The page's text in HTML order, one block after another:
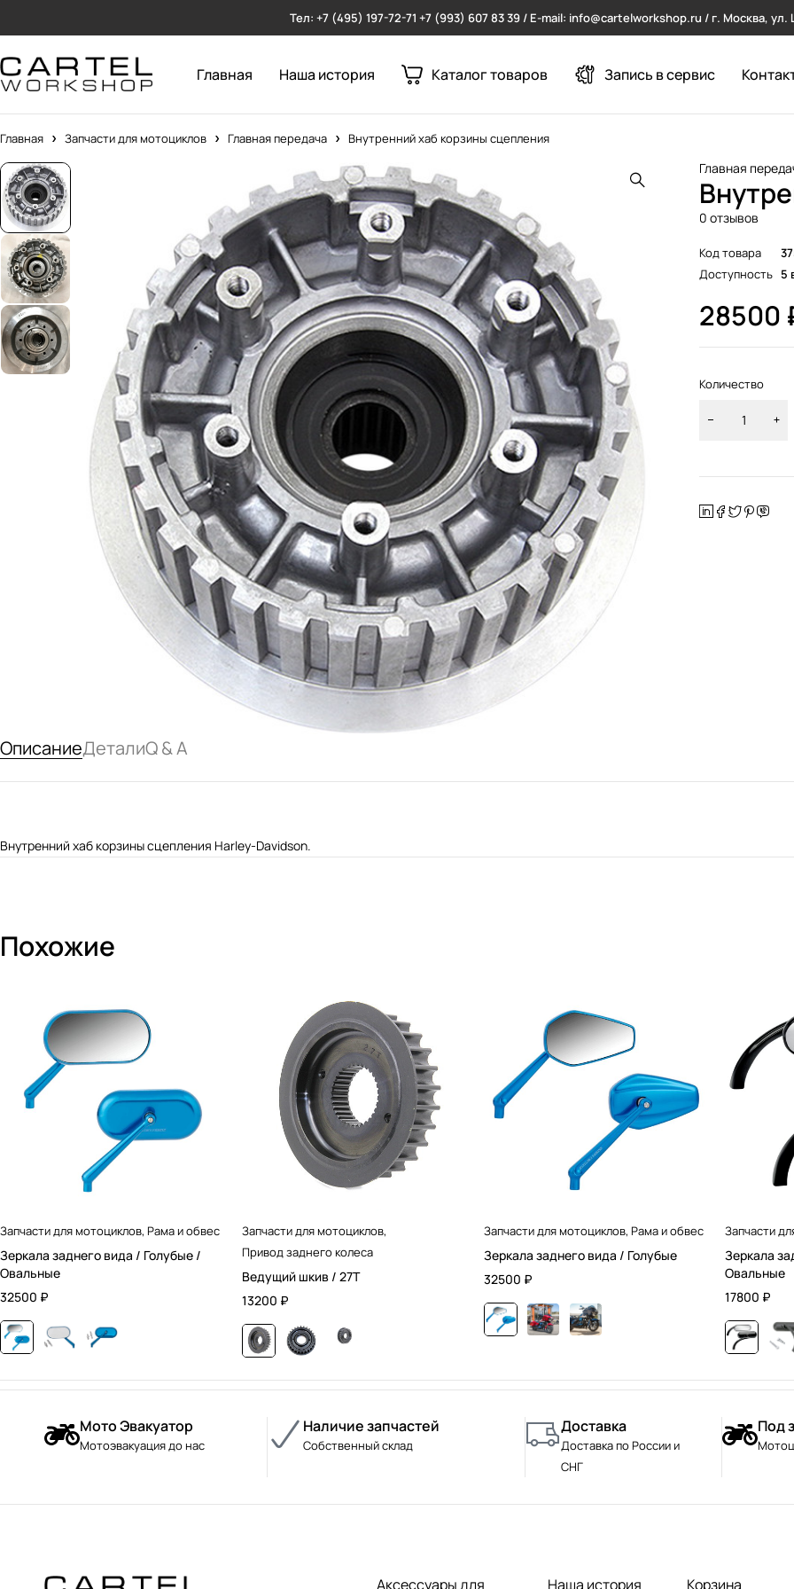
Тел: +7 (495) 197-72-71 +7 (993) 607 83 39 / E-mail: info@cartelworkshop.ru / г. Москва,
Главная Наша история Каталог товаров Запись в сервис
Главная Запчасти для мотоциклов Главная передача Внутренний хаб корзины сцепления
Главная
0 отзывов
Код товара
Доступность 5
28500
Количество
ОписаниеДеталиQ & A
Внутренний хаб корзины сцепления Harley-Davidson.
Похожие
Запчасти для мотоциклов, Рама и обвес
Зеркала заднего вида / Голубые /
Овальные
32500 ₽
Запчасти для мотоциклов,
Привод заднего колеса
Ведущий шкив / 27T
13200 ₽
Запчасти для мотоциклов, Рама и обвес
Зеркала заднего вида / Голубые
32500 ₽
Запчасти
Зеркала
Овальные
17800 ₽
Мото Эвакуатор
Мотоэвакуация до нас
Наличие запчастей
Собственный склад
Доставка
Доставка по России и
СНГ
Под
Аксессуары для Наша история Корзина